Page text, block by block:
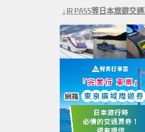
↓JR PASS等日本旅遊交